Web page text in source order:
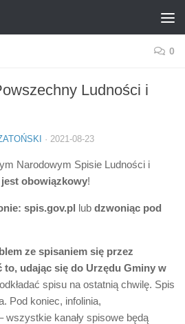
0
Ludności i
· 2021-08-23
Narodowym Spisie Ludności i
jest obowiązkowy!
spis.gov.pl lub dzwoniąc pod
ze spisaniem się przez
to, udając się do Urzędu Gminy w
spisu na ostatnią chwilę. Spis
Pod koniec, infolinia,
wszystkie kanały spisowe będą